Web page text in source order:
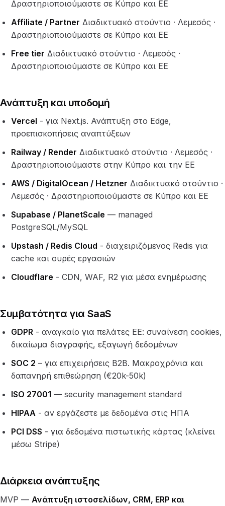
Δραστηριοποιούμαστε σε Κύπρο και ΕΕ
Affiliate / Partner Διαδικτυακό στούντιο · Λεμεσός ·
Δραστηριοποιούμαστε σε Κύπρο και ΕΕ
Free tier Διαδικτυακό στούντιο · Λεμεσός ·
Δραστηριοποιούμαστε σε Κύπρο και ΕΕ
Ανάπτυξη και υποδομή
Vercel - για Next.js. Ανάπτυξη στο Edge,
προεπισκοπήσεις αναπτύξεων
Railway / Render Διαδικτυακό στούντιο · Λεμεσός ·
Δραστηριοποιούμαστε στην Κύπρο και την ΕΕ
AWS / DigitalOcean / Hetzner Διαδικτυακό στούντιο ·
Λεμεσός · Δραστηριοποιούμαστε σε Κύπρο και ΕΕ
Supabase / PlanetScale — managed
PostgreSQL/MySQL
Upstash / Redis Cloud - διαχειριζόμενος Redis για
cache και ουρές εργασιών
Cloudflare - CDN, WAF, R2 για μέσα ενημέρωσης
Συμβατότητα για SaaS
GDPR - αναγκαίο για πελάτες ΕΕ: συναίνεση cookies,
δικαίωμα διαγραφής, εξαγωγή δεδομένων
SOC 2 – για επιχειρήσεις B2B. Μακροχρόνια και
δαπανηρή επιθεώρηση (€20k-50k)
ISO 27001 — security management standard
HIPAA - αν εργάζεστε με δεδομένα στις ΗΠΑ
PCI DSS - για δεδομένα πιστωτικής κάρτας (κλείνει
μέσω Stripe)
Διάρκεια ανάπτυξης
MVP — Ανάπτυξη ιστοσελίδων, CRM, ERP και